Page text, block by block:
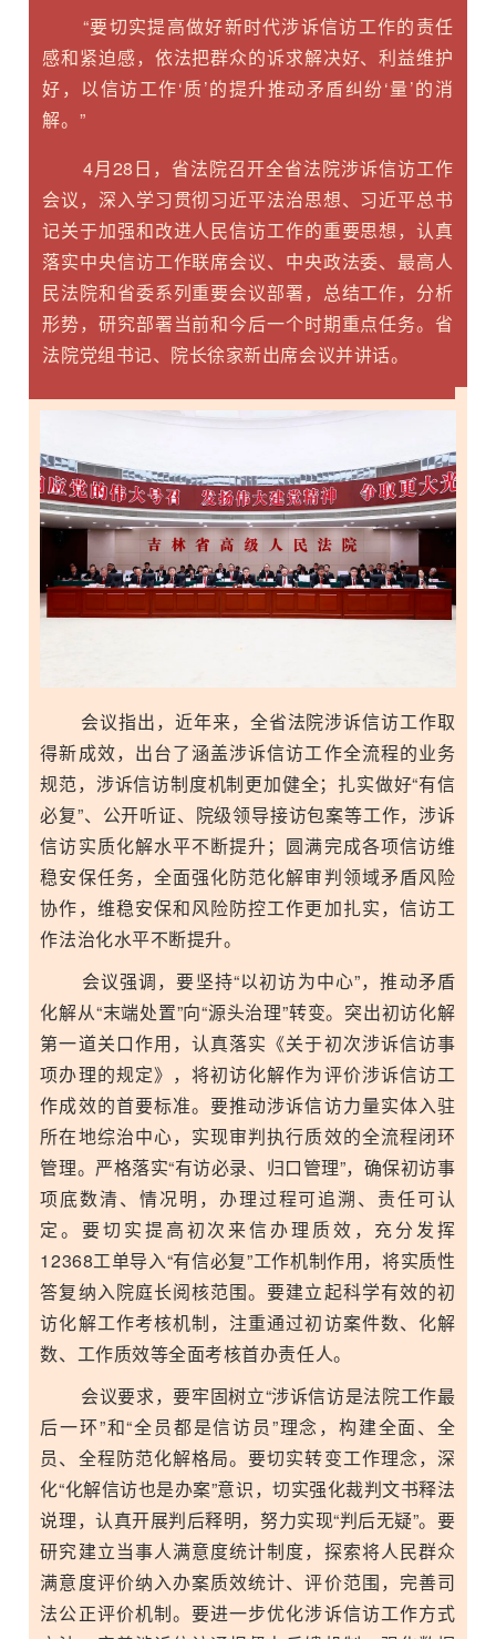
“要切实提高做好新时代涉诉信访工作的责任
感和紧迫感，依法把群众的诉求解决好、利益维护
好，以信访工作‘质’的提升推动矛盾纠纷‘量’的消
解。”
4月28日，省法院召开全省法院涉诉信访工作
会议，深入学习贯彻习近平法治思想、习近平总书
记关于加强和改进人民信访工作的重要思想，认真
落实中央信访工作联席会议、中央政法委、最高人
民法院和省委系列重要会议部署，总结工作，分析
形势，研究部署当前和今后一个时期重点任务。省
法院党组书记、院长徐家新出席会议并讲话。
会议指出，近年来，全省法院涉诉信访工作取
得新成效，出台了涵盖涉诉信访工作全流程的业务
规范，涉诉信访制度机制更加健全；扎实做好“有信
必复”、公开听证、院级领导接访包案等工作，涉诉
信访实质化解水平不断提升；圆满完成各项信访维
稳安保任务，全面强化防范化解审判领域矛盾风险
协作，维稳安保和风险防控工作更加扎实，信访工
作法治化水平不断提升。
会议强调，要坚持“以初访为中心”，推动矛盾
化解从“末端处置”向“源头治理”转变。突出初访化解
第一道关口作用，认真落实《关于初次涉诉信访事
项办理的规定》，将初访化解作为评价涉诉信访工
作成效的首要标准。要推动涉诉信访力量实体入驻
所在地综治中心，实现审判执行质效的全流程闭环
管理。严格落实“有访必录、归口管理”，确保初访事
项底数清、情况明，办理过程可追溯、责任可认
定。要切实提高初次来信办理质效，充分发挥
12368工单导入“有信必复”工作机制作用，将实质性
答复纳入院庭长阅核范围。要建立起科学有效的初
访化解工作考核机制，注重通过初访案件数、化解
数、工作质效等全面考核首办责任人。
会议要求，要牢固树立“涉诉信访是法院工作最
后一环”和“全员都是信访员”理念，构建全面、全
员、全程防范化解格局。要切实转变工作理念，深
化“化解信访也是办案”意识，切实强化裁判文书释法
说理，认真开展判后释明，努力实现“判后无疑”。要
研究建立当事人满意度统计制度，探索将人民群众
满意度评价纳入办案质效统计、评价范围，完善司
法公正评价机制。要进一步优化涉诉信访工作方式